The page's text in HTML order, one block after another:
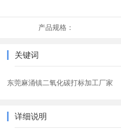
产品规格：
关键词
东莞麻涌镇二氧化碳打标加工厂家
详细说明